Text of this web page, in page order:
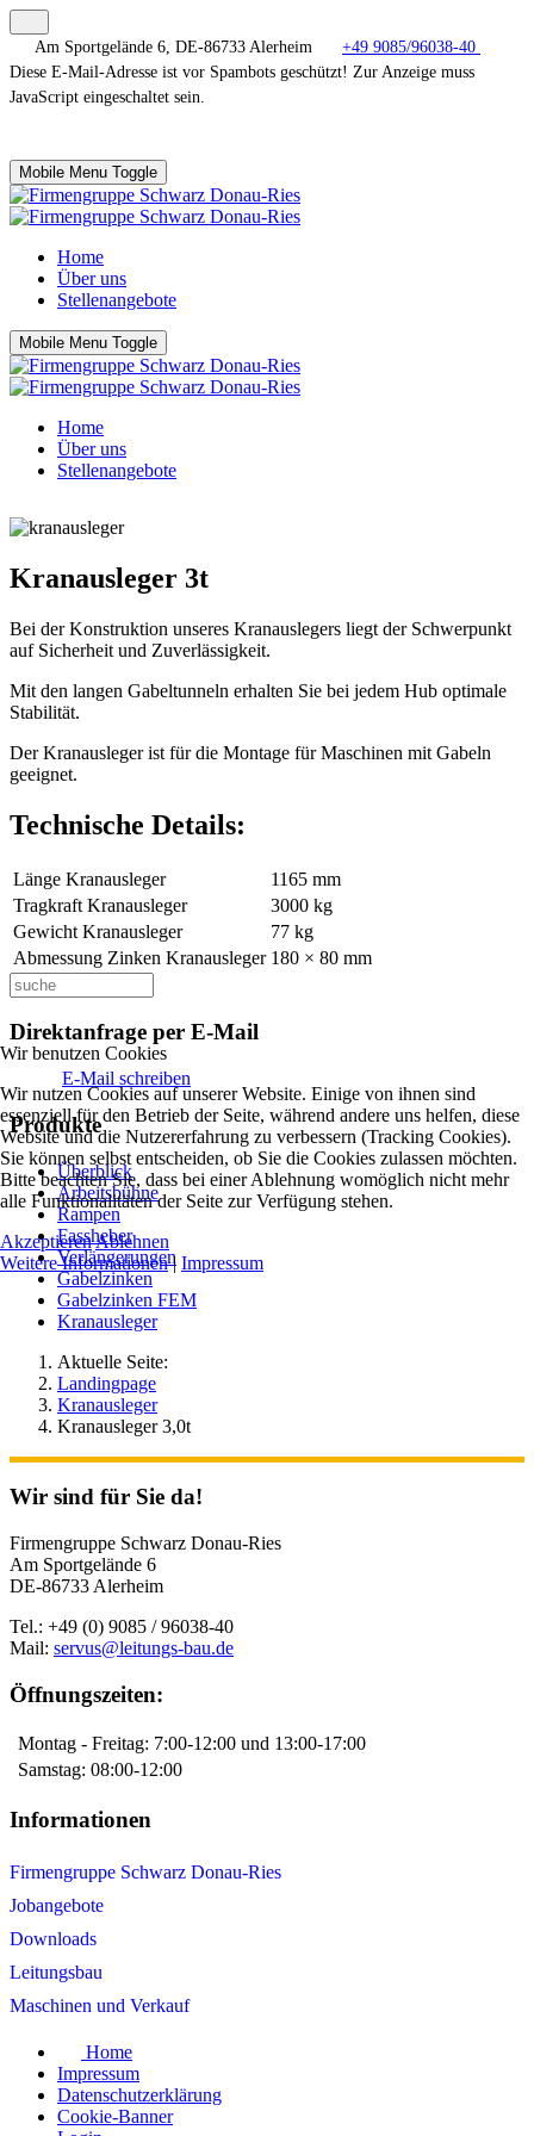
Am Sportgelände 6, DE-86733 Alerheim
+49 9085/96038-40
Diese E-Mail-Adresse ist vor Spambots geschützt! Zur Anzeige muss
JavaScript eingeschaltet sein.
Mobile Menu Toggle
Home
Über uns
Stellenangebote
Mobile Menu Toggle
Home
Über uns
Stellenangebote
Kranausleger 3t
Bei der Konstruktion unseres Kranauslegers liegt der Schwerpunkt
auf Sicherheit und Zuverlässigkeit.
Mit den langen Gabeltunneln erhalten Sie bei jedem Hub optimale
Stabilität.
Der Kranausleger ist für die Montage für Maschinen mit Gabeln
geeignet.
Technische Details:
Länge Kranausleger
1165 mm
Tragkraft Kranausleger
3000 kg
Gewicht Kranausleger
77 kg
Abmessung Zinken Kranausleger 180 × 80 mm
Direktanfrage per E-Mail
E-Mail schreiben
Produkte
Überblick
Arbeitsbühne
Rampen
Fassheber
Verlängerungen
Gabelzinken
Gabelzinken FEM
Kranausleger
Aktuelle Seite:
Landingpage
Kranausleger
Kranausleger 3,0t
Wir sind für Sie da!
Firmengruppe Schwarz Donau-Ries
Am Sportgelände 6
DE-86733 Alerheim
Tel.: +49 (0) 9085 / 96038-40
Mail: servus@leitungs-bau.de
Öffnungszeiten:
Montag - Freitag: 7:00-12:00 und 13:00-17:00
Samstag: 08:00-12:00
Informationen
Firmengruppe Schwarz Donau-Ries
Jobangebote
Downloads
Leitungsbau
Maschinen und Verkauf
Home
Impressum
Datenschutzerklärung
Cookie-Banner
Wir benutzen Cookies
Wir nutzen Cookies auf unserer Website. Einige von ihnen sind
essenziell für den Betrieb der Seite, während andere uns helfen, diese
Website und die Nutzererfahrung zu verbessern (Tracking Cookies).
Sie können selbst entscheiden, ob Sie die Cookies zulassen möchten.
Bitte beachten Sie, dass bei einer Ablehnung womöglich nicht mehr
alle Funktionalitäten der Seite zur Verfügung stehen.
AkzeptierenAblehnen
Weitere Informationen| Impressum